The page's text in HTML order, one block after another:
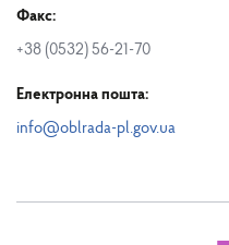
Факс:
+38 (0532) 56-21-70
Електронна пошта:
info@oblrada-pl.gov.ua